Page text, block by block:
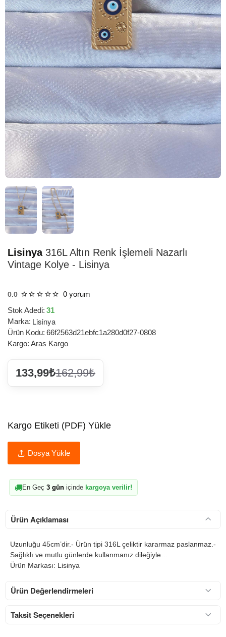
TESLİMAT
Lisinya316L Altın Renk İşlemeli Nazarlı
Vintage Kolye - Lisinya
0.0 0 yorum
Stok Adedi: 31
Marka: Lisinya
Ürün Kodu: 66f2563d21ebfc1a280d0f27-0808
Kargo: Aras Kargo
133,99₺162,99₺
Kargo Etiketi (PDF) Yükle
Dosya Yükle
En Geç 3 gün içinde kargoya verilir!
Ürün Açıklaması
Uzunluğu 45cm’dir.- Ürün tipi 316L çeliktir kararmaz paslanmaz.-
Sağlıklı ve mutlu günlerde kullanmanız dileğiyle…
Ürün Markası: Lisinya
Ürün Değerlendirmeleri
Taksit Seçenekleri